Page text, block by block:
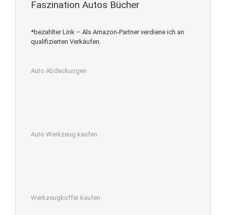
Faszination Autos Bücher
*bezahlter Link – Als Amazon-Partner verdiene ich an
qualifizierten Verkäufen.
Auto Abdeckungen
Auto Werkzeug kaufen
Werkzeugkoffer kaufen